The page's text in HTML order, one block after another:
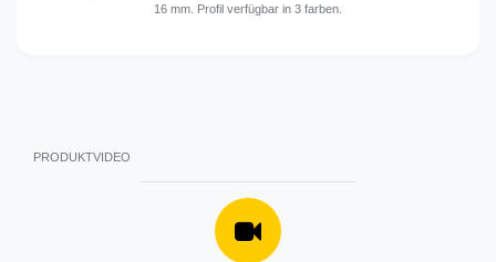
16 mm. Profil verfügbar in 3 farben.
PRODUKTVIDEO